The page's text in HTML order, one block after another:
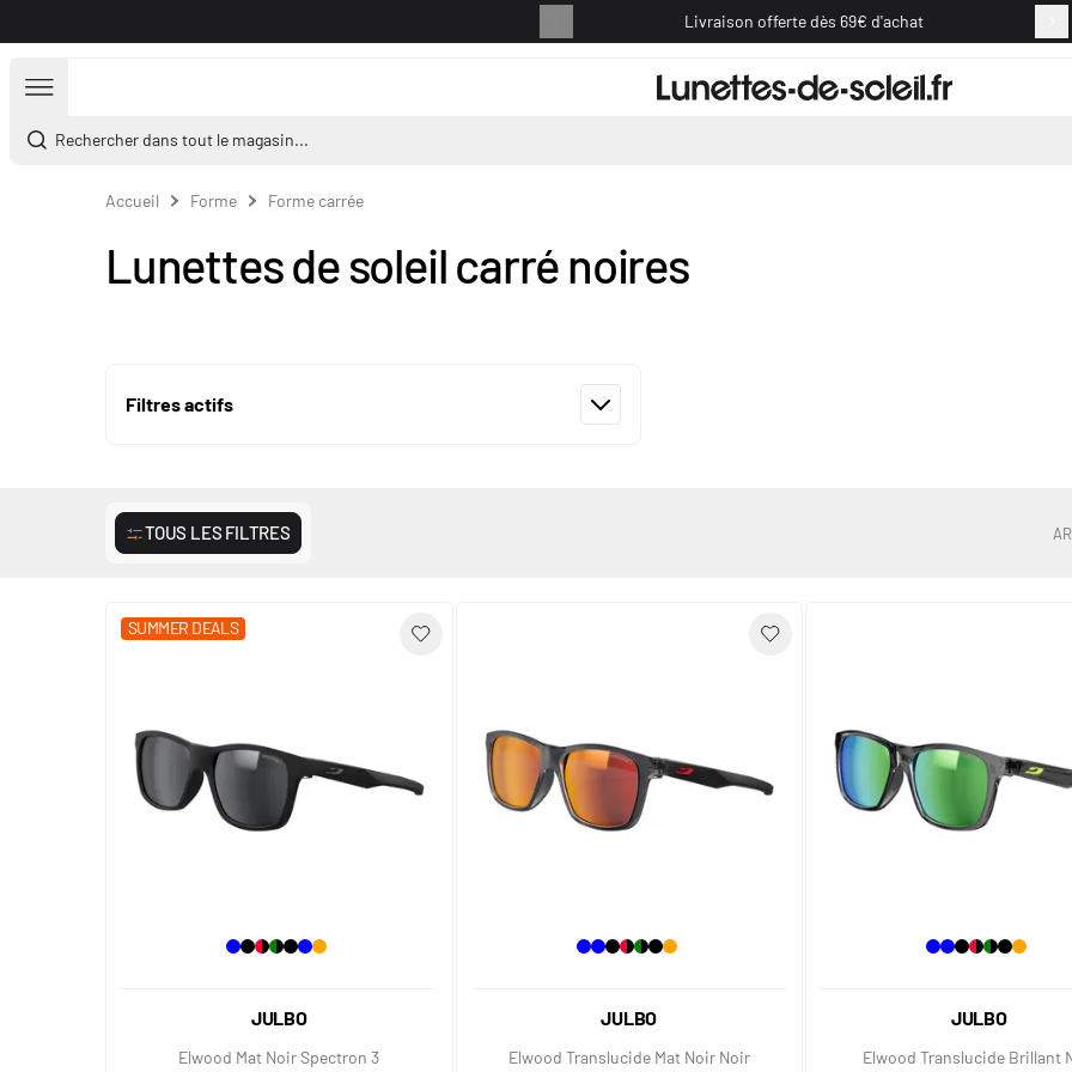
Livraison offerte dès 69€ d'achat
Rechercher dans tout le magasin...
Accueil Forme Forme carrée
Lunettes de soleil carré noires
Filtres actifs
TOUS LES FILTRES
SUMMER DEALS
JULBO
Elwood Mat Noir Spectron 3
JULBO
Elwood Translucide Mat Noir Noir
JULBO
Elwood Translucide Brillant